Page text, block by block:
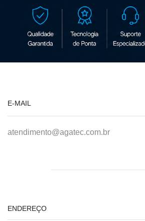
E-MAIL
atendimento@agatec.com.br
ENDEREÇO